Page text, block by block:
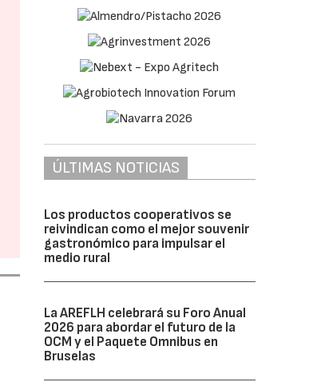
ÚLTIMAS NOTICIAS
Los productos cooperativos se
reivindican como el mejor souvenir
gastronómico para impulsar el
medio rural
La AREFLH celebrará su Foro Anual
2026 para abordar el futuro de la
OCM y el Paquete Omnibus en
Bruselas